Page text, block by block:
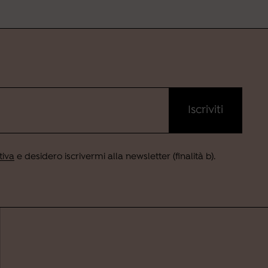
e desidero iscrivermi alla newsletter (finalità b).